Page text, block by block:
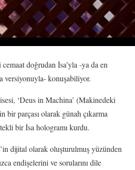
doğrudan İsa’yla -ya da en
versiyonuyla- konuşabiliyor.
‘Deus in Machina’ (Makinedeki
bir parçası olarak günah çıkarma
bir İsa hologramı kurdu.
dijital olarak oluşturulmuş yüzünden
endişelerini ve sorularını dile